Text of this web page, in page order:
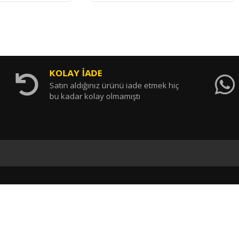
KOLAY İADE
Satın aldığınız ürünü iade etmek hiç
bu kadar kolay olmamıştı